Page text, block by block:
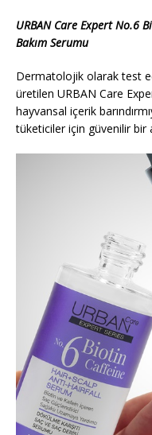
URBAN Care Expert No.6
Bakım Serumu
Dermatolojik olarak test
üretilen URBAN Care
hayvansal içerik
tüketiciler için güvenilir bir